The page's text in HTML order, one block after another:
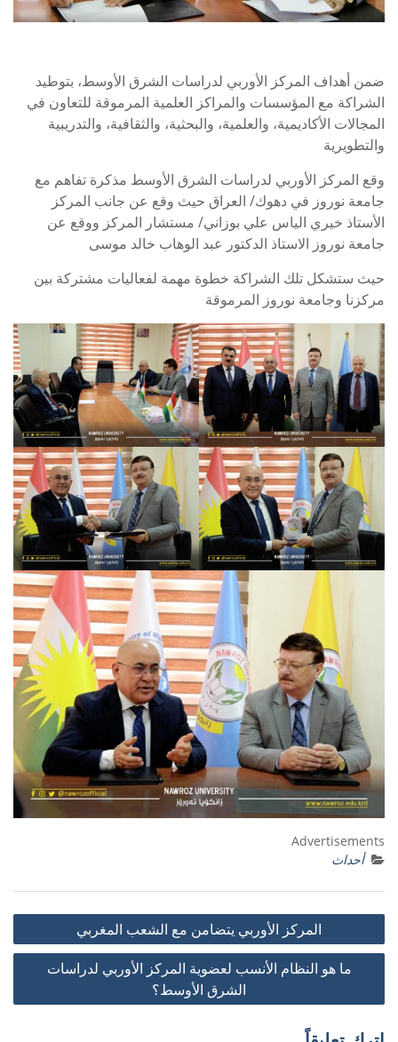
ضمن أهداف المركز الأوربي لدراسات الشرق الأوسط، بتوطيد
الشراكة مع المؤسسات والمراكز العلمية المرموقة للتعاون في
المجالات الأكاديمية، والعلمية، والبحثية، والثقافية، والتدريبية
والتطويرية
وقع المركز الأوربي لدراسات الشرق الأوسط مذكرة تفاهم مع
جامعة نوروز في دهوك/ العراق حيث وقع عن جانب المركز
الأستاذ خيري الياس علي بوزاني/ مستشار المركز ووقع عن
جامعة نوروز الاستاذ الدكتور عبد الوهاب خالد موسى
حيث ستشكل تلك الشراكة خطوة مهمة لفعاليات مشتركة بين
مركزنا وجامعة نوروز المرموقة
Advertisements
أحداث
تصفّح
المقالات
المركز الأوربي يتضامن مع الشعب المغربي
ما هو النظام الأنسب لعضوية المركز الأوربي لدراسات
الشرق الأوسط؟